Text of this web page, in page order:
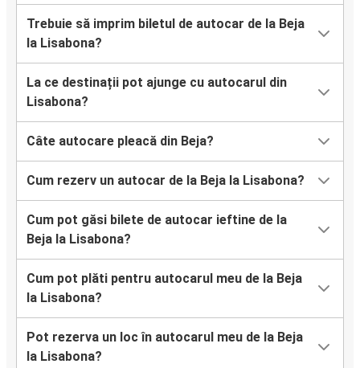
Trebuie să imprim biletul de autocar de la Beja
la Lisabona?
La ce destinații pot ajunge cu autocarul din
Lisabona?
Câte autocare pleacă din Beja?
Cum rezerv un autocar de la Beja la Lisabona?
Cum pot găsi bilete de autocar ieftine de la
Beja la Lisabona?
Cum pot plăti pentru autocarul meu de la Beja
la Lisabona?
Pot rezerva un loc în autocarul meu de la Beja
la Lisabona?